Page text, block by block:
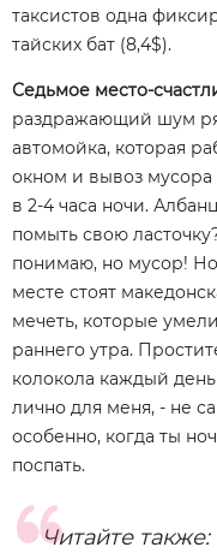
таксистов одна
тайских бат (8,4$).
Седьмое место-
раздражающий шум
автомойка, которая
окном и вывоз
в 2-4 часа ночи.
помыть свою
понимаю, но мусор!
месте стоят
мечеть, которые
раннего утра.
колокола каждый
лично для меня, - не
особенно, когда ты
поспать.
Читайте также: